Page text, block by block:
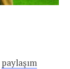
paylaşım